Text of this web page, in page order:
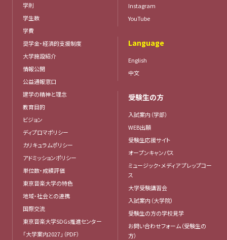
学則
学生数
学費
奨学金・経済的支援制度
大学施設紹介
情報公開
公益通報窓口
建学の精神と理念
教育目的
ビジョン
ディプロマポリシー
カリキュラムポリシー
アドミッションポリシー
単位数・成績評価
東京音楽大学の特色
地域・社会との連携
国際交流
東京音楽大学SDGs推進センター
「大学案内2027」（PDF）
Instagram
YouTube
Language
English
中文
受験生の方
入試案内（学部）
WEB出願
受験生応援サイト
オープンキャンパス
ミュージック・メディア プレップコー
ス
大学受験講習会
入試案内（大学院）
受験生の方の学校見学
お問い合わせフォーム（受験生の
方）